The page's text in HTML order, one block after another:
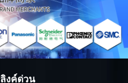
ลิงค์ด่วน